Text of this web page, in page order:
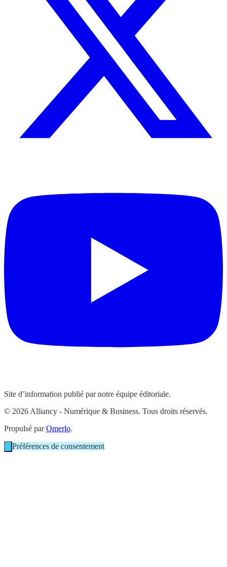
Site d’information publié par notre équipe éditoriale.
© 2026 Alliancy - Numérique & Business. Tous droits réservés.
Propulsé parOmerlo.
Préférences de consentement